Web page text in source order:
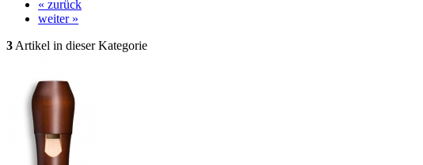
« zurück
weiter »
3 Artikel in dieser Kategorie